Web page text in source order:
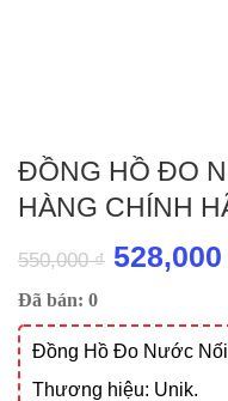
ĐỒNG HỒ ĐO
HÀNG CHÍNH
550,000₫ Giá
là:
550,000
528,000
Đã bán: 0
Đồng Hồ Đo Nước
Thương hiệu: Unik.